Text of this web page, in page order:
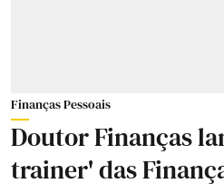
Finanças Pessoais
Doutor Finanças
trainer' das